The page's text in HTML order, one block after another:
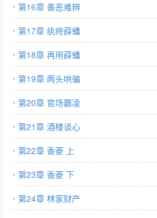
第16章 善恶难辨
第17章 纨绔薛蟠
第18章 再用薛蟠
第19章 两头哄骗
第20章 官场霸凌
第21章 酒楼谈心
第22章 香菱 上
第23章 香菱 下
第24章 林家财产